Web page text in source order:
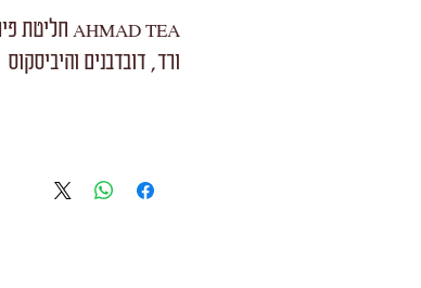
AHMAD TEA חליטת פירות ועשבים
ורד, דובדבנים והיביסקוס